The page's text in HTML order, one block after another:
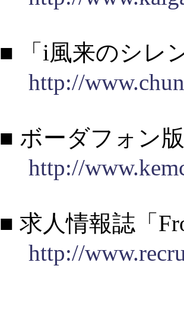
■ 「i風来のシレ
http://
■ ボーダフォン
http://
■ 求人情報誌「
http://